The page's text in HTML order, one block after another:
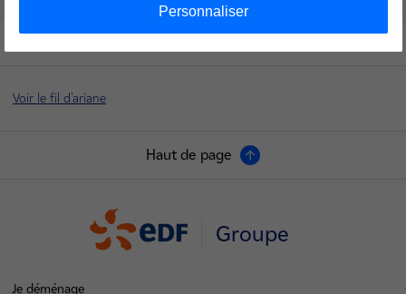
Voir le fil d'ariane
Haut de page
Groupe
Je déménage
Personnaliser